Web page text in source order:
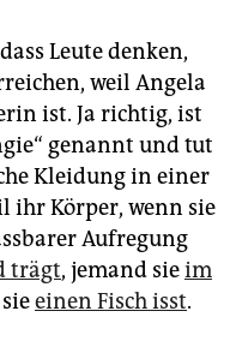
Leute denken,
weil Angela
ist. Ja richtig, ist
genannt und tut
Kleidung in einer
ihr Körper, wenn sie
Aufregung
trägt, jemand sieim
einen Fisch isst.